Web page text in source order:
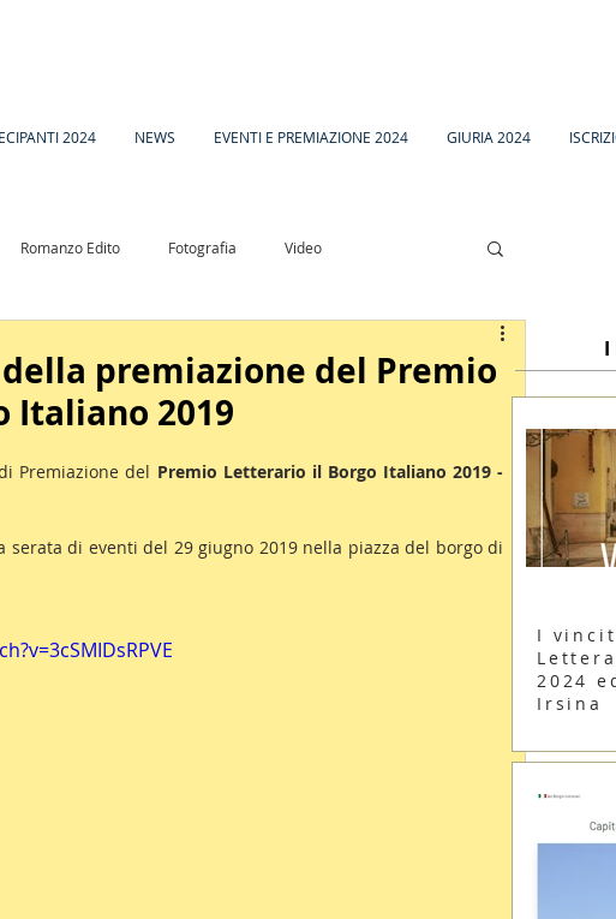
2024 NEWS EVENTI E PREMIAZIONE 2024 GIURIA 2024
Romanzo Edito Fotografia Video
premiazione del Premio
Italiano 2019
Premiazione del Premio Letterario il Borgo Italiano 2019 -
di eventi del 29 giugno 2019 nella piazza del borgo di
I
2024
Irsina